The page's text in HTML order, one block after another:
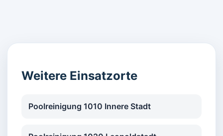
Weitere Einsatzorte
Poolreinigung 1010 Innere Stadt